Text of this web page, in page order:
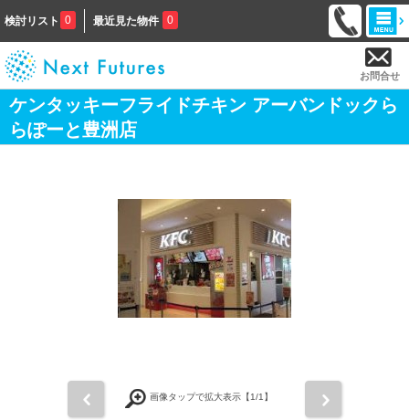
検討リスト 0 最近見た物件 0
お問合せ
ケンタッキーフライドチキン アーバンドックら
らぽーと豊洲店
画像タップで拡大表示【1/1】